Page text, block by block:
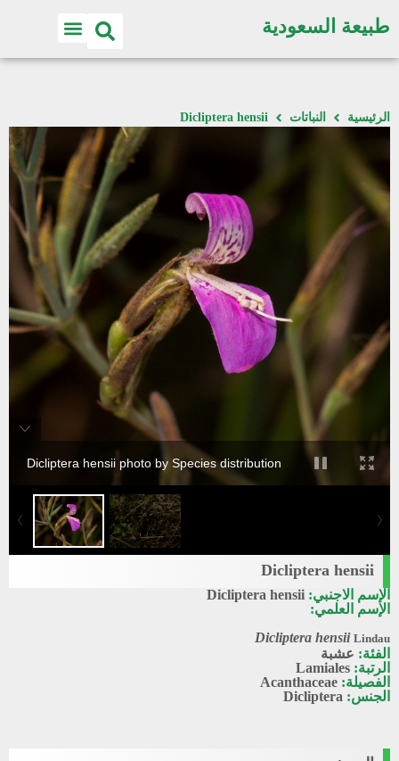
طبيعة السعودية
الرئيسية النباتات Dicliptera hensii
Dicliptera hensii photo by Species distribution
Dicliptera hensii
الإسم الاجنبي: Dicliptera hensii
الإسم العلمي:
Dicliptera hensii Lindau
الفئة: عشبة
الرتبة: Lamiales
الفصيلة: Acanthaceae
الجنس: Dicliptera